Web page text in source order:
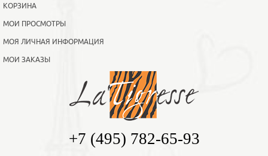
КОРЗИНА
МОИ ПРОСМОТРЫ
МОЯ ЛИЧНАЯ ИНФОРМАЦИЯ
МОИ ЗАКАЗЫ
+7 (495) 782-65-93